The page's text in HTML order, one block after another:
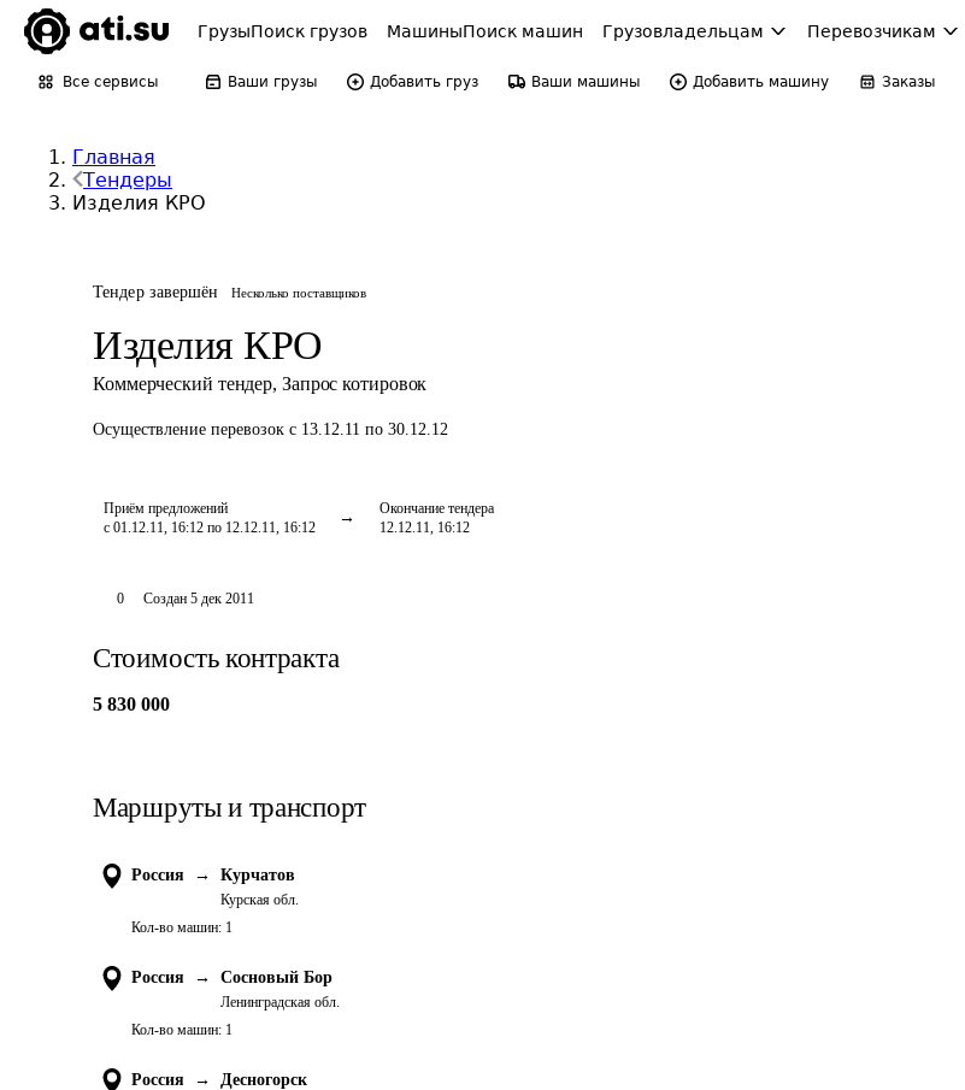
ГрузыПоиск грузов МашиныПоиск машин Грузовладельцам Перевозчикам
Все сервисы Ваши грузы Добавить груз Ваши машины Добавить машину Заказы
Главная
Тендеры
Изделия КРО
Тендер завершён Несколько поставщиков
Изделия КРО
Коммерческий тендер, Запрос котировок
Осуществление перевозок с 13.12.11 по 30.12.12
Приём предложений
с 01.12.11, 16:12 по 12.12.11, 16:12
Окончание тендера
12.12.11, 16:12
0 Создан 5 дек 2011
Стоимость контракта
5 830 000
Маршруты и транспорт
Россия → Курчатов
Курская обл.
Кол-во машин: 1
Россия → Сосновый Бор
Ленинградская обл.
Кол-во машин: 1
Россия → Десногорск